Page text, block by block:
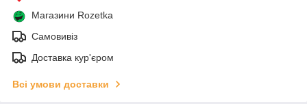
Магазини Rozetka
Самовивіз
Доставка кур'єром
Всі умови доставки